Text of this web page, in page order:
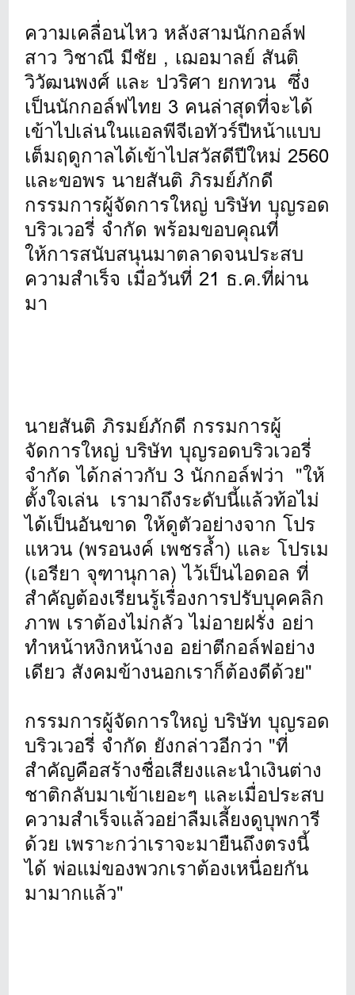
ความเคลื่อนไหว หลังสามนักกอล์ฟ
สาว วิชาณี มีชัย , เฌอมาลย์ สันติ
วิวัฒนพงศ์ และ ปวริศา ยกทวน ซึ่ง
เป็นนักกอล์ฟไทย 3 คนล่าสุดที่จะได้
เข้าไปเล่นในแอลพีจีเอทัวร์ปีหน้าแบบ
เต็มฤดูกาลได้เข้าไปสวัสดีปีใหม่ 2560
และขอพร นายสันติ ภิรมย์ภักดี
กรรมการผู้จัดการใหญ่ บริษัท บุญรอด
บริวเวอรี่ จำกัด พร้อมขอบคุณที่
ให้การสนับสนุนมาตลาดจนประสบ
ความสำเร็จ เมื่อวันที่ 21 ธ.ค.ที่ผ่าน
มา
นายสันติ ภิรมย์ภักดี กรรมการผู้
จัดการใหญ่ บริษัท บุญรอดบริวเวอรี่
จำกัด ได้กล่าวกับ 3 นักกอล์ฟว่า "ให้
ตั้งใจเล่น เรามาถึงระดับนี้แล้วท้อไม่
ได้เป็นอันขาด ให้ดูตัวอย่างจาก โปร
แหวน (พรอนงค์ เพชรล้ำ) และ โปรเม
(เอรียา จุฑานุกาล) ไว้เป็นไอดอล ที่
สำคัญต้องเรียนรู้เรื่องการปรับบุคคลิก
ภาพ เราต้องไม่กลัว ไม่อายฝรั่ง อย่า
ทำหน้าหงิกหน้างอ อย่าตีกอล์ฟอย่าง
เดียว สังคมข้างนอกเราก็ต้องดีด้วย"
กรรมการผู้จัดการใหญ่ บริษัท บุญรอด
บริวเวอรี่ จำกัด ยังกล่าวอีกว่า "ที่
สำคัญคือสร้างชื่อเสียงและนำเงินต่าง
ชาติกลับมาเข้าเยอะๆ และเมื่อประสบ
ความสำเร็จแล้วอย่าลืมเลี้ยงดูบุพการี
ด้วย เพราะกว่าเราจะมายืนถึงตรงนี้
ได้ พ่อแม่ของพวกเราต้องเหนื่อยกัน
มามากแล้ว"